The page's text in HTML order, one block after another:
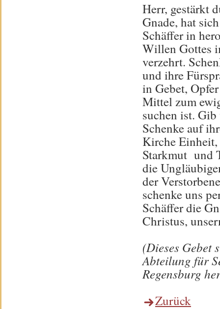
Herr, gestärkt
Gnade, hat
Schäffer in
Willen Gottes
verzehrt.
und ihre
in Gebet,
Mittel zum
suchen ist.
Schenke auf
Kirche
Starkmut und
die
der
schenke uns
Schäffer die
Christus,
(Dieses Gebet
Abteilung für
Regensburg
Zurück